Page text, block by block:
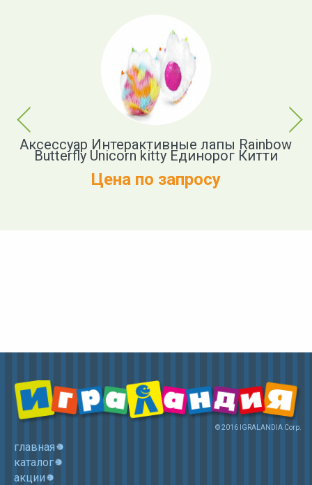
Previous
Аксессуар Интерактивные лапы Rainbow
Butterfly Unicorn kitty Единорог Китти
Цена по запросу
Next
© 2016 IGRALANDIA Corp.
главная
каталог
акции